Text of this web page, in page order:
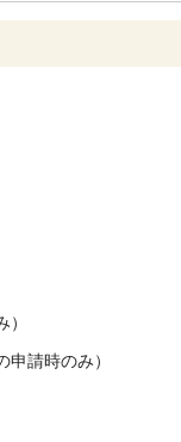
請時のみ）